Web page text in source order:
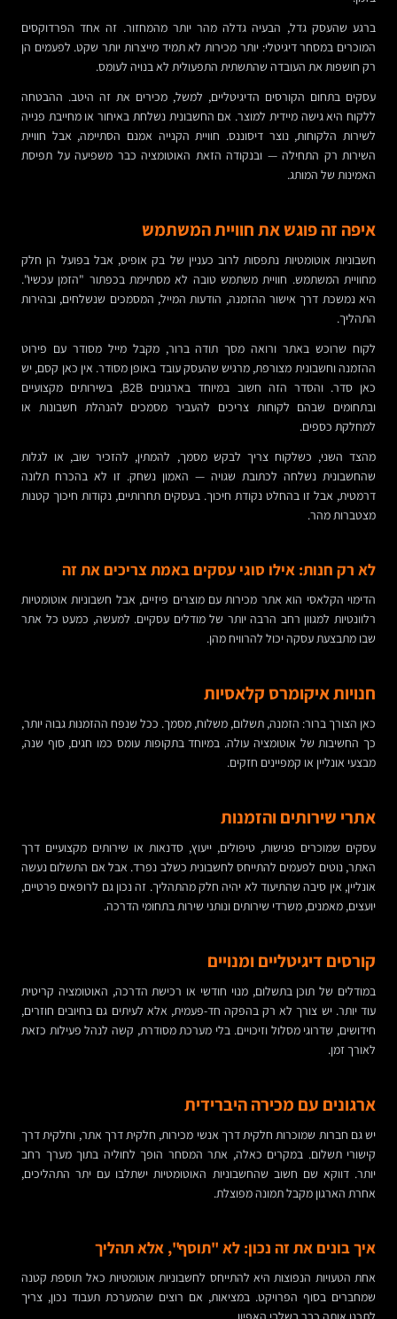
ברגע שהעסק גדל, הבעיה גדלה מהר יותר מהמחזור. זה אחד הפרדוקסים
המוכרים במסחר דיגיטלי: יותר מכירות לא תמיד מייצרות יותר שקט. לפעמים הן
רק חושפות את העובדה שהתשתית התפעולית לא בנויה לעומס.
עסקים בתחום הקורסים הדיגיטליים, למשל, מכירים את זה היטב. ההבטחה
ללקוח היא גישה מיידית למוצר. אם החשבונית נשלחת באיחור או מחייבת פנייה
לשירות הלקוחות, נוצר דיסוננס. חוויית הקנייה אמנם הסתיימה, אבל חוויית
השירות רק התחילה — ובנקודה הזאת האוטומציה כבר משפיעה על תפיסת
האמינות של המותג.
איפה זה פוגש את חוויית המשתמש
חשבוניות אוטומטיות נתפסות לרוב כעניין של בק אופיס, אבל בפועל הן חלק
מחוויית המשתמש. חוויית משתמש טובה לא מסתיימת בכפתור "הזמן עכשיו".
היא נמשכת דרך אישור ההזמנה, הודעות המייל, המסמכים שנשלחים, ובהירות
התהליך.
לקוח שרוכש באתר ורואה מסך תודה ברור, מקבל מייל מסודר עם פירוט
ההזמנה וחשבונית מצורפת, מרגיש שהעסק עובד באופן מסודר. אין כאן קסם, יש
כאן סדר. והסדר הזה חשוב במיוחד בארגונים B2B, בשירותים מקצועיים
ובתחומים שבהם לקוחות צריכים להעביר מסמכים להנהלת חשבונות או
למחלקת כספים.
מהצד השני, כשלקוח צריך לבקש מסמך, להמתין, להזכיר שוב, או לגלות
שהחשבונית נשלחה לכתובת שגויה — האמון נשחק. זו לא בהכרח תלונה
דרמטית, אבל זו בהחלט נקודת חיכוך. בעסקים תחרותיים, נקודות חיכוך קטנות
מצטברות מהר.
לא רק חנות: אילו סוגי עסקים באמת צריכים את זה
הדימוי הקלאסי הוא אתר מכירות עם מוצרים פיזיים, אבל חשבוניות אוטומטיות
רלוונטיות למגוון רחב הרבה יותר של מודלים עסקיים. למעשה, כמעט כל אתר
שבו מתבצעת עסקה יכול להרוויח מהן.
חנויות איקומרס קלאסיות
כאן הצורך ברור: הזמנה, תשלום, משלוח, מסמך. ככל שנפח ההזמנות גבוה יותר,
כך החשיבות של אוטומציה עולה. במיוחד בתקופות עומס כמו חגים, סוף שנה,
מבצעי אונליין או קמפיינים חזקים.
אתרי שירותים והזמנות
עסקים שמוכרים פגישות, טיפולים, ייעוץ, סדנאות או שירותים מקצועיים דרך
האתר, נוטים לפעמים להתייחס לחשבונית כשלב נפרד. אבל אם התשלום נעשה
אונליין, אין סיבה שהתיעוד לא יהיה חלק מהתהליך. זה נכון גם לרופאים פרטיים,
יועצים, מאמנים, משרדי שירותים ונותני שירות בתחומי הדרכה.
קורסים דיגיטליים ומנויים
במודלים של תוכן בתשלום, מנוי חודשי או רכישת הדרכה, האוטומציה קריטית
עוד יותר. יש צורך לא רק בהפקה חד-פעמית, אלא לעיתים גם בחיובים חוזרים,
חידושים, שדרוגי מסלול וזיכויים. בלי מערכת מסודרת, קשה לנהל פעילות כזאת
לאורך זמן.
ארגונים עם מכירה היברידית
יש גם חברות שמוכרות חלקית דרך אנשי מכירות, חלקית דרך אתר, וחלקית דרך
קישורי תשלום. במקרים כאלה, אתר המסחר הופך לחוליה בתוך מערך רחב
יותר. דווקא שם חשוב שהחשבוניות האוטומטיות ישתלבו עם יתר התהליכים,
אחרת הארגון מקבל תמונה מפוצלת.
איך בונים את זה נכון: לא "תוסף", אלא תהליך
אחת הטעויות הנפוצות היא להתייחס לחשבוניות אוטומטיות כאל תוספת קטנה
שמחברים בסוף הפרויקט. במציאות, אם רוצים שהמערכת תעבוד נכון, צריך